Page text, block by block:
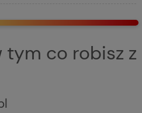
tym co robisz z